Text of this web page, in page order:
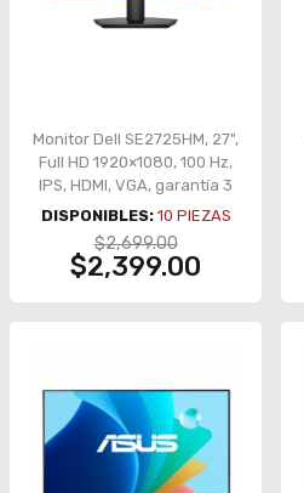
Monitor Dell SE2725HM, 27",
Full HD 1920×1080, 100 Hz,
IPS, HDMI, VGA, garantía 3
años – SE2725HM
DISPONIBLES: 10 PIEZAS
$2,699.00
$2,399.00